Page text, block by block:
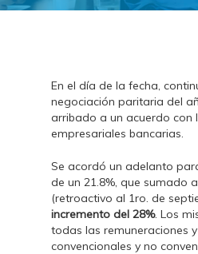
En el día de la fecha,
negociación paritaria del
arribado a un acuerdo con
empresariales bancarias.
Se acordó un adelanto
de un 21.8%, que sumado
(retroactivo al 1ro. de
incremento del 28%. Los
todas las remuneraciones
convencionales y no